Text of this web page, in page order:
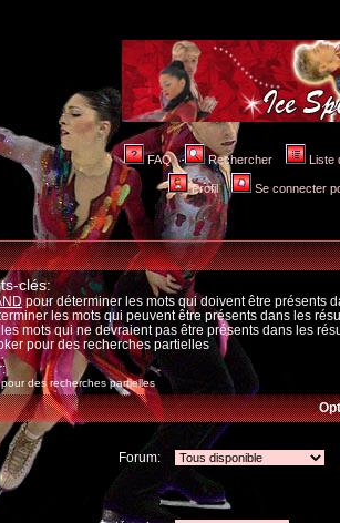
FAQ Rechercher Liste
Profil Se connecter
clés:
pour déterminer les mots qui doivent être présents
les mots qui peuvent être présents dans les
mots qui ne devraient pas être présents dans les
pour des recherches partielles
des recherches partielles
Forum: